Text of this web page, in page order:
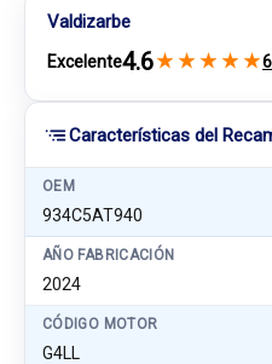
Características del
OEM
934C5AT940
AÑO FABRICACIÓN
2024
CÓDIGO MOTOR
G4LL
Valdizarbe
Excelente4.6★ ★ ★ ★ ★